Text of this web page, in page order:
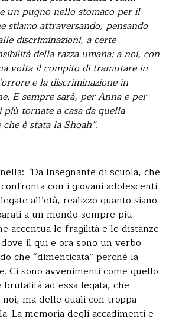
un pugno nello stomaco per il
stiamo attraversando, pensando
discriminazioni, a certe
della razza umana; a noi, con
volta il compito di tramutare in
e la discriminazione in
E sempre sarà, per Anna e per
tornate a casa da quella
è stata la Shoah”.
“Da Insegnante di scuola, che
con i giovani adolescenti
all’età, realizzo quanto siano
a un mondo sempre più
accentua le fragilità e le distanze
il qui e ora sono un verbo
che “dimenticata” perché la
Ci sono avvenimenti come quello
ad essa legata, che
ma delle quali con troppa
La memoria degli accadimenti e